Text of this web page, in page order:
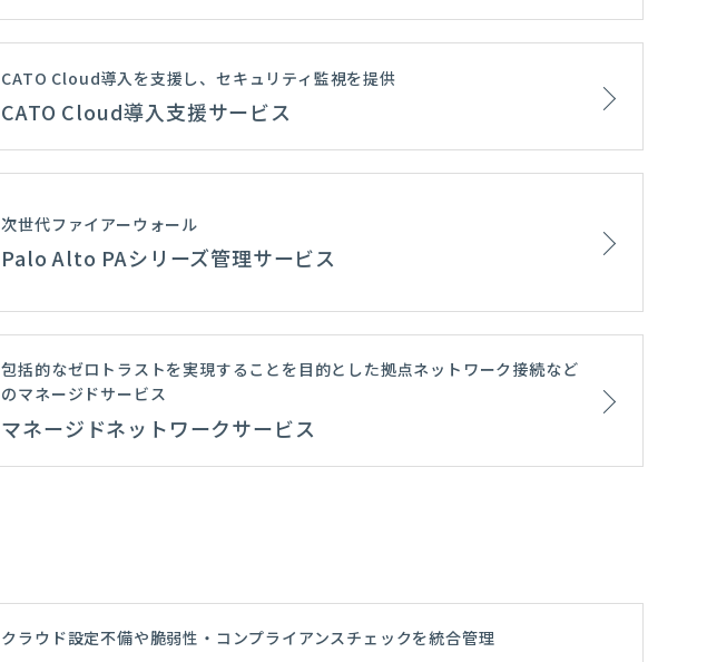
CATO Cloud導入を支援し、セキュリティ監視を提供
CATO Cloud導入支援サービス
次世代ファイアーウォール
Palo Alto PAシリーズ管理サービス
包括的なゼロトラストを実現することを目的とした拠点ネットワーク接続など
のマネージドサービス
マネージドネットワークサービス
クラウド設定不備や脆弱性・コンプライアンスチェックを統合管理